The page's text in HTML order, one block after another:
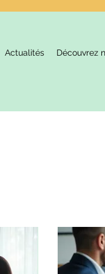
Actualités Découvrez